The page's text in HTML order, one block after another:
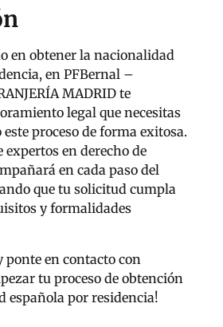
en obtener la nacionalidad
en PFBernal –
MADRID te
legal que necesitas
proceso de forma exitosa.
expertos en derecho de
en cada paso del
que tu solicitud cumpla
y formalidades
ponte en contacto con
tu proceso de obtención
española por residencia!